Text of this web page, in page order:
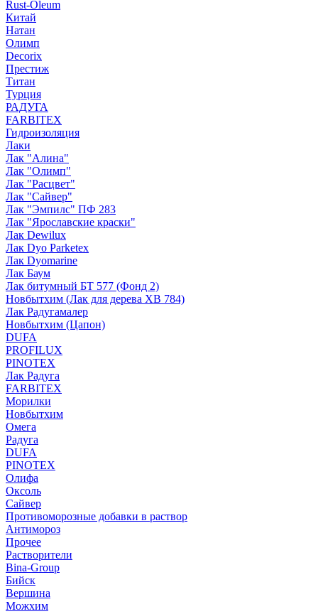
Rust-Oleum
Китай
Натан
Олимп
Decorix
Престиж
Титан
Турция
РАДУГА
FARBITEX
Гидроизоляция
Лаки
Лак "Алина"
Лак "Олимп"
Лак "Расцвет"
Лак "Сайвер"
Лак "Эмпилс" ПФ 283
Лак "Ярославские краски"
Лак Dewilux
Лак Dyo Parketex
Лак Dyomarine
Лак Баум
Лак битумный БТ 577 (Фонд 2)
Новбытхим (Лак для дерева ХВ 784)
Лак Радугамалер
Новбытхим (Цапон)
DUFA
PROFILUX
PINOTEX
Лак Радуга
FARBITEX
Морилки
Новбытхим
Омега
Радуга
DUFA
PINOTEX
Олифа
Оксоль
Сайвер
Противоморозные добавки в раствор
Антимороз
Прочее
Растворители
Bina-Group
Бийск
Вершина
Можхим